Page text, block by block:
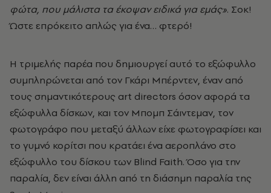
φώτα, που μάλιστα τα έκοψαν ειδικά για εμάς». Σοκ!
Ώστε επρόκειτο απλώς για ένα… φτερό!
Η τριμελής παρέα που δημιουργεί αυτό το εξώφυλλο
συμπληρώνεται από τον Γκάρι Μπέρντεν, έναν από
τους σημαντικότερους art directors όσον αφορά τα
εξώφυλλα δίσκων, και τον Μπομπ Σάιντεμαν, τον
φωτογράφο που μεταξύ άλλων είχε φωτογραφίσει και
το γυμνό κορίτσι που κρατάει ένα αεροπλάνο στο
εξώφυλλο του δίσκου των Blind Faith. Όσο για την
παραλία, δεν είναι άλλη από τη διάσημη παραλία της